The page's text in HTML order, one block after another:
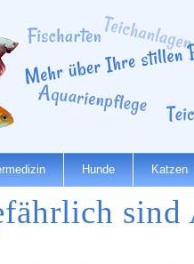
Hunde Katzen
sind